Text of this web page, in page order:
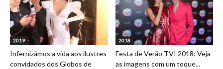
2019
Infernizámos a vida aos ilustres
convidados dos Globos de
2018
Festa de Verão TVI 2018: Veja
as imagens com um toque...